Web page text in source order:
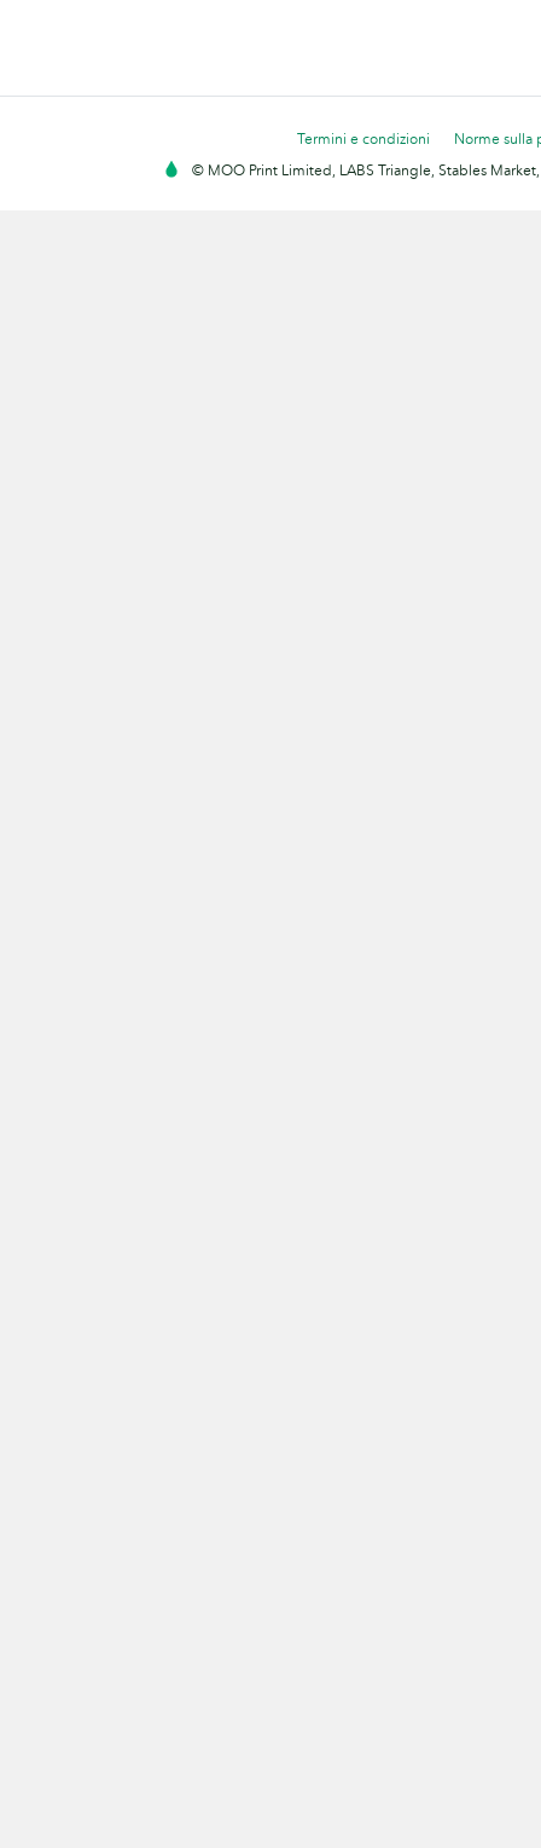
Termini e condizioni
Norme sulla
© MOO Print Limited, LABS Triangle, Stables